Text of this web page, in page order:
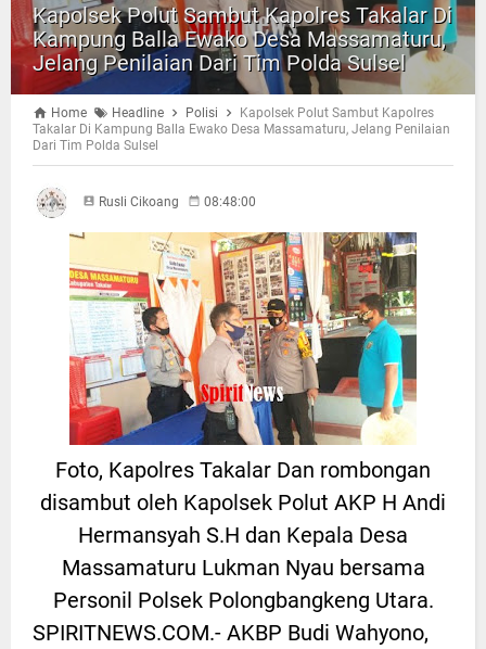
Kapolsek Polut Sambut Kapolres Takalar Di
Kampung Balla Ewako Desa Massamaturu,
Jelang Penilaian Dari Tim Polda Sulsel
Home Headline Polisi
Kapolsek Polut Sambut Kapolres
Takalar Di Kampung Balla Ewako Desa Massamaturu, Jelang Penilaian
Dari Tim Polda Sulsel
Rusli Cikoang 08:48:00
Foto, Kapolres Takalar Dan rombongan
disambut oleh Kapolsek Polut AKP H Andi
Hermansyah S.H dan Kepala Desa
Massamaturu Lukman Nyau bersama
Personil Polsek Polongbangkeng Utara.
SPIRITNEWS.COM.- AKBP Budi Wahyono,